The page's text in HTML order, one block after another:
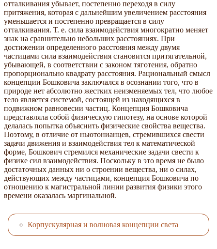
отталкивания убывает, постепенно переходя в силу
притяжения, которая с дальнейшим увеличением расстояния
уменьшается и постепенно превращается в силу
отталкивания. Т. е. сила взаимодействия многократно меняет
знак на сравнительно небольших расстояниях. При
достижении определенного расстояния между двумя
частицами сила взаимодействия становится притягательной,
убывающей, в соответствии с законом тяготения, обратно
пропорционально квадрату расстояния. Рациональный смысл
концепции Бошковича заключался в осознании того, что в
природе нет абсолютно жестких неизменяемых тел, что любое
тело является системой, состоящей из находящихся в
подвижном равновесии частиц. Концепция Бошковича
представляла собой физическую гипотезу, на основе которой
делалась попытка объяснить физические свойства вещества.
Поэтому, в отличие от ньютонианцев, стремившихся свести
задачи движения и взаимодействия тел к математической
форме, Бошкович стремился механические задачи свести к
физике сил взаимодействия. Поскольку в это время не было
достаточных данных ни о строении вещества, ни о силах,
действующих между частицами, концепция Бошковича по
отношению к магистральной линии развития физики этого
времени оказалась маргинальной.
Корпускулярная и волновая концепции света